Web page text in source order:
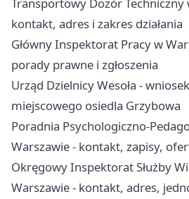
Transportowy Dozór Techniczny
kontakt, adres i zakres działania
Główny Inspektorat Pracy w
porady prawne i zgłoszenia
Urząd Dzielnicy Wesoła -
miejscowego osiedla Grzybowa
Poradnia Psychologiczno-
Warszawie - kontakt, zapisy,
Okręgowy Inspektorat Służby
Warszawie - kontakt, adres,